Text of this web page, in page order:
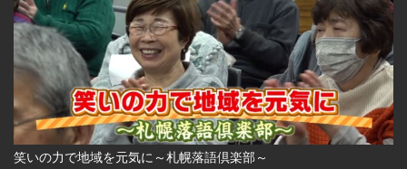
笑いの力で地域を元気に～札幌落語倶楽部～